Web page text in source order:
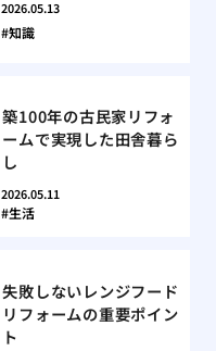
2026.05.13
知識
築100年の古民家リフォ
ームで実現した田舎暮ら
し
2026.05.11
生活
失敗しないレンジフード
リフォームの重要ポイン
ト